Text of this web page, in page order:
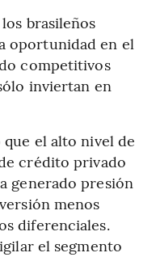
brasileños
oportunidad en el
competitivos
inviertan en
que el alto nivel de
crédito privado
generado presión
menos
diferenciales.
el segmento